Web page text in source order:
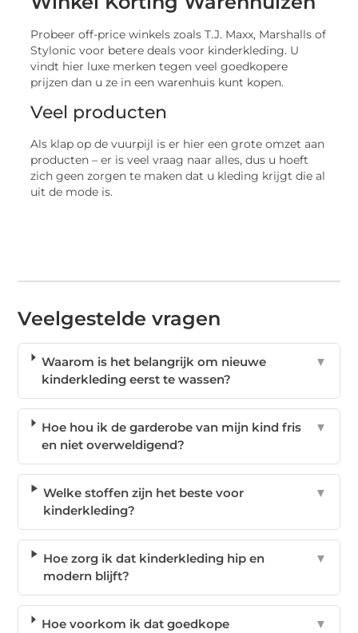
Probeer off-price winkels zoals T.J. Maxx, Marshalls of
Stylonic voor betere deals voor kinderkleding. U
vindt hier luxe merken tegen veel goedkopere
prijzen dan u ze in een warenhuis kunt kopen.
Veel producten
Als klap op de vuurpijl is er hier een grote omzet aan
producten – er is veel vraag naar alles, dus u hoeft
zich geen zorgen te maken dat u kleding krijgt die al
uit de mode is.
Veelgestelde vragen
Waarom is het belangrijk om nieuwe
kinderkleding eerst te wassen?
▼
Hoe hou ik de garderobe van mijn kind fris
en niet overweldigend?
▼
Welke stoffen zijn het beste voor
kinderkleding?
▼
Hoe zorg ik dat kinderkleding hip en
modern blijft?
▼
Hoe voorkom ik dat goedkope
▼